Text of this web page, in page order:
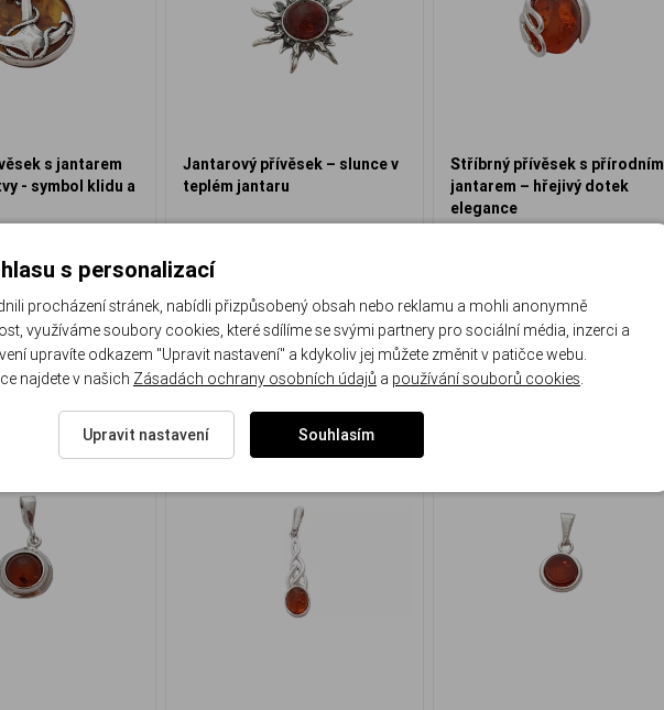
s jantarem
- symbol klidu a
k odeslání
640 Kč
Do košíku
Jantarový přívěsek – slunce v
teplém jantaru
1 390 Kč
Do košíku
Stříbrný přívěsek s přírodním
jantarem – hřejivý dotek
elegance
1 420 Kč
Do košíku
s personalizací
procházení stránek, nabídli přizpůsobený obsah nebo reklamu a mohli anonymně
využíváme soubory cookies, které sdílíme se svými partnery pro sociální média, inzerci a
upravíte odkazem "Upravit nastavení" a kdykoliv jej můžete změnit v patičce webu.
najdete v našich Zásadách ochrany osobních údajů a používání souborů cookies.
Upravit nastavení Souhlasím